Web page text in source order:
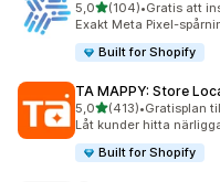
5,0av 5 stjärnor
(104)
104 recensioner totalt
•Gratis att
Exakt Meta Pixel-
Built for Shopify
TA MAPPY: Store
5,0av 5 stjärnor
(413)
413 recensioner totalt
•Gratisplan
Låt kunder hitta
Built for Shopify